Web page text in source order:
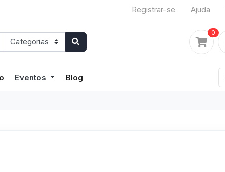
Registrar-se Ajuda
0
Eventos Blog